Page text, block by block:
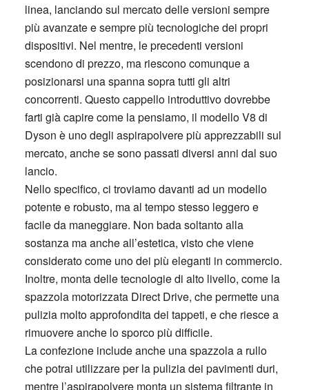
linea, lanciando sul mercato delle versioni sempre
più avanzate e sempre più tecnologiche dei propri
dispositivi. Nel mentre, le precedenti versioni
scendono di prezzo, ma riescono comunque a
posizionarsi una spanna sopra tutti gli altri
concorrenti. Questo cappello introduttivo dovrebbe
farti già capire come la pensiamo, il modello V8 di
Dyson è uno degli aspirapolvere più apprezzabili sul
mercato, anche se sono passati diversi anni dal suo
lancio.
Nello specifico, ci troviamo davanti ad un modello
potente e robusto, ma al tempo stesso leggero e
facile da maneggiare. Non bada soltanto alla
sostanza ma anche all’estetica, visto che viene
considerato come uno dei più eleganti in commercio.
Inoltre, monta delle tecnologie di alto livello, come la
spazzola motorizzata Direct Drive, che permette una
pulizia molto approfondita dei tappeti, e che riesce a
rimuovere anche lo sporco più difficile.
La confezione include anche una spazzola a rullo
che potrai utilizzare per la pulizia dei pavimenti duri,
mentre l’aspirapolvere monta un sistema filtrante in